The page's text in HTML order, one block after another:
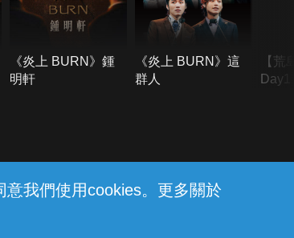
我們使用cookies。更多關於
《炎上 BURN》鍾
明軒
《炎上 BURN》這
群人
【荒